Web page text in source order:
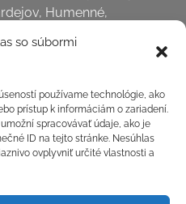
so súbormi
používame technológie, ako
prístup k informáciám o zariadení.
spracovávať údaje, ako je
ID na tejto stránke. Nesúhlas
ovplyvniť určité vlastnosti a
Humenné,
Sabinov, Snina, Stará
– Košický kraj:
Rožňava, Sobrance,
. . . a všetky dediny a